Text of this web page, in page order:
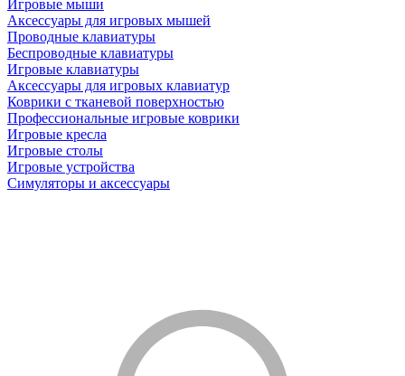
Игровые мыши
Аксессуары для игровых мышей
Проводные клавиатуры
Беспроводные клавиатуры
Игровые клавиатуры
Аксессуары для игровых клавиатур
Коврики с тканевой поверхностью
Профессиональные игровые коврики
Игровые кресла
Игровые столы
Игровые устройства
Симуляторы и аксессуары